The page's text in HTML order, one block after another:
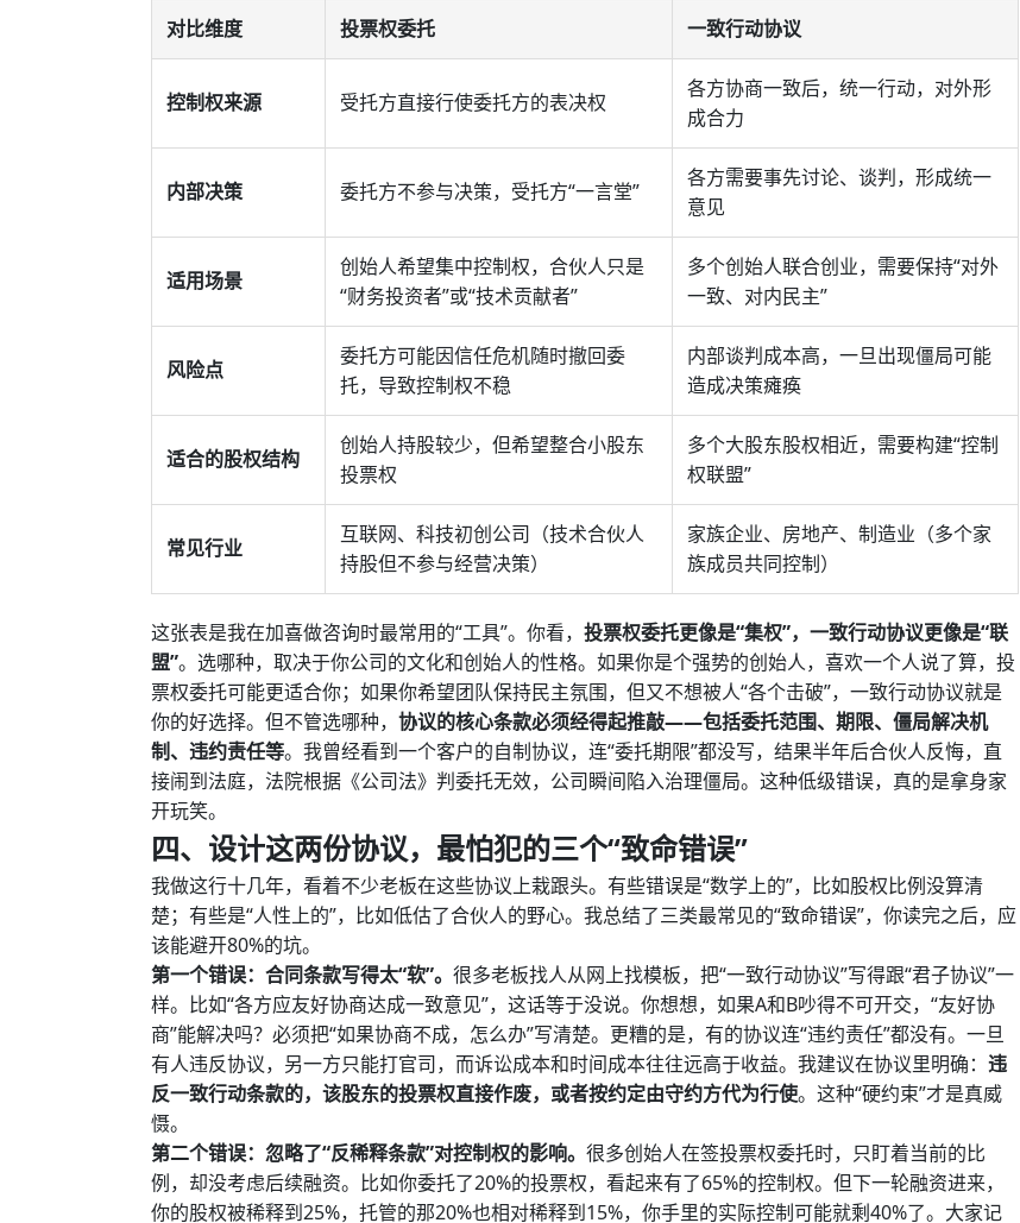
对比维度 投票权委托 一致行动协议
控制权来源 受托方直接行使委托方的表决权
各方协商一致后，统一行动，对外形
成合力
内部决策 委托方不参与决策，受托方“一言堂”
各方需要事先讨论、谈判，形成统一
意见
适用场景
创始人希望集中控制权，合伙人只是
“财务投资者”或“技术贡献者”
多个创始人联合创业，需要保持“对外
一致、对内民主”
风险点
委托方可能因信任危机随时撤回委
托，导致控制权不稳
内部谈判成本高，一旦出现僵局可能
造成决策瘫痪
适合的股权结构
创始人持股较少，但希望整合小股东
投票权
多个大股东股权相近，需要构建“控制
权联盟”
常见行业
互联网、科技初创公司（技术合伙人
持股但不参与经营决策）
家族企业、房地产、制造业（多个家
族成员共同控制）
这张表是我在加喜做咨询时最常用的“工具”。你看， 投票权委托更像是“集权”，一致行动协议更像是“联
盟”。选哪种，取决于你公司的文化和创始人的性格。如果你是个强势的创始人，喜欢一个人说了算，投
票权委托可能更适合你；如果你希望团队保持民主氛围，但又不想被人“各个击破”，一致行动协议就是
你的好选择。但不管选哪种， 协议的核心条款必须经得起推敲——包括委托范围、期限、僵局解决机
制、违约责任等。我曾经看到一个客户的自制协议，连“委托期限”都没写，结果半年后合伙人反悔，直
接闹到法庭，法院根据《公司法》判委托无效，公司瞬间陷入治理僵局。这种低级错误，真的是拿身家
开玩笑。
四、设计这两份协议，最怕犯的三个“致命错误”
我做这行十几年，看着不少老板在这些协议上栽跟头。有些错误是“数学上的”，比如股权比例没算清
楚；有些是“人性上的”，比如低估了合伙人的野心。我总结了三类最常见的“致命错误”，你读完之后，应
该能避开80%的坑。
第一个错误：合同条款写得太“软”。 很多老板找人从网上找模板，把“一致行动协议”写得跟“君子协议”一
样。比如“各方应友好协商达成一致意见”，这话等于没说。你想想，如果A和B吵得不可开交，“友好协
商”能解决吗？必须把“如果协商不成，怎么办”写清楚。更糟的是，有的协议连“违约责任”都没有。一旦
有人违反协议，另一方只能打官司，而诉讼成本和时间成本往往远高于收益。我建议在协议里明确： 违
反一致行动条款的，该股东的投票权直接作废，或者按约定由守约方代为行使。这种“硬约束”才是真威
慑。
第二个错误：忽略了“反稀释条款”对控制权的影响。 很多创始人在签投票权委托时，只盯着当前的比
例，却没考虑后续融资。比如你委托了20%的投票权，看起来有了65%的控制权。但下一轮融资进来，
你的股权被稀释到25%，托管的那20%也相对稀释到15%，你手里的实际控制可能就剩40%了。大家记